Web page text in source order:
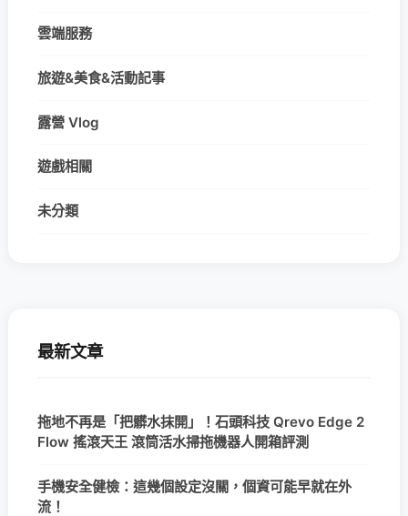
雲端服務
旅遊&美食&活動記事
露營 Vlog
遊戲相關
未分類
最新文章
拖地不再是「把髒水抹開」！石頭科技 Qrevo Edge 2
Flow 搖滾天王 滾筒活水掃拖機器人開箱評測
手機安全健檢：這幾個設定沒關，個資可能早就在外
流！